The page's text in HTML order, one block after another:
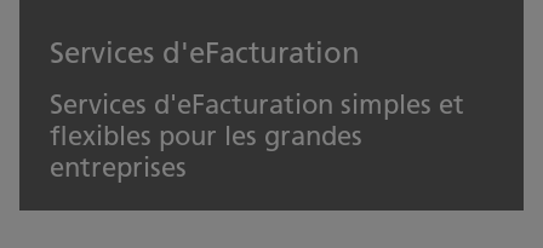
Services d'eFacturation
Services d'eFacturation simples et
flexibles pour les grandes
entreprises